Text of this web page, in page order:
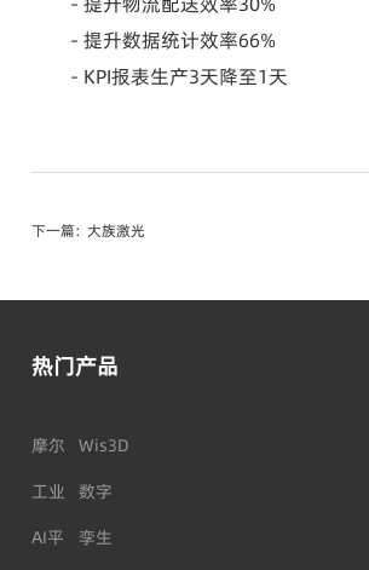
- 提升数据统计效率66%
- KPI报表生产3天降至1天
下一篇： 大族激光
热门产品
摩尔
工业
AI平
Wis3D
数字
孪生